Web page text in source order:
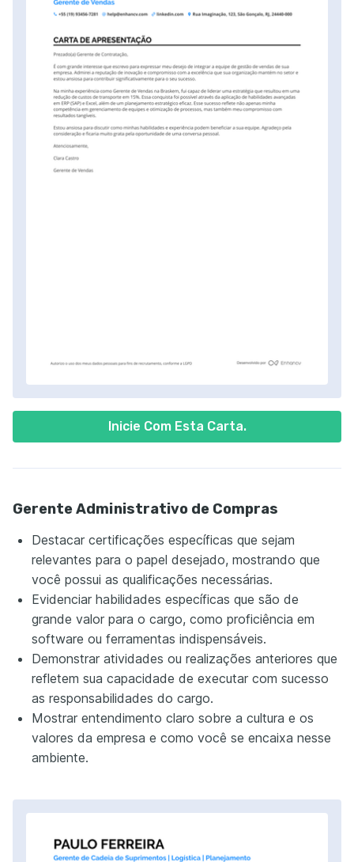
Inicie Com Esta Carta.
Gerente Administrativo de Compras
Destacar certificações específicas que sejam
relevantes para o papel desejado, mostrando que
você possui as qualificações necessárias.
Evidenciar habilidades específicas que são de
grande valor para o cargo, como proficiência em
software ou ferramentas indispensáveis.
Demonstrar atividades ou realizações anteriores que
refletem sua capacidade de executar com sucesso
as responsabilidades do cargo.
Mostrar entendimento claro sobre a cultura e os
valores da empresa e como você se encaixa nesse
ambiente.